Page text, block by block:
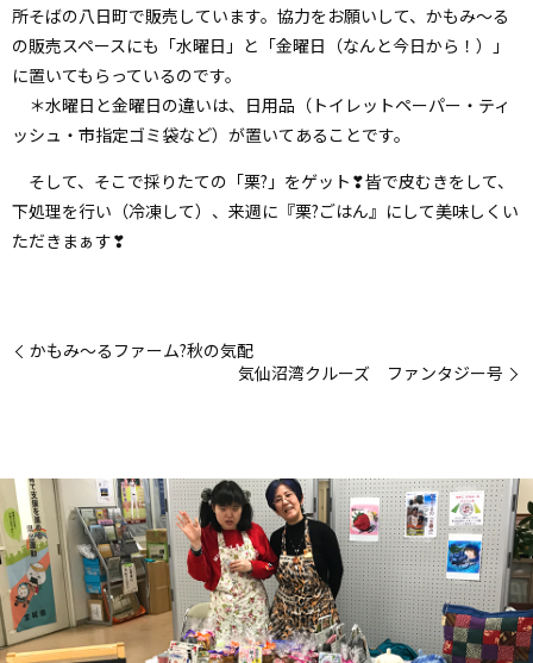
所そばの八日町で販売しています。協力をお願いして、かもみ～る
の販売スペースにも「水曜日」と「金曜日（なんと今日から！）」
に置いてもらっているのです。
＊水曜日と金曜日の違いは、日用品（トイレットペーパー・ティ
ッシュ・市指定ゴミ袋など）が置いてあることです。
そして、そこで採りたての「栗?」をゲット❣皆で皮むきをして、
下処理を行い（冷凍して）、来週に『栗?ごはん』にして美味しくい
ただきまぁす❣
かもみ～るファーム?秋の気配
気仙沼湾クルーズ ファンタジー号